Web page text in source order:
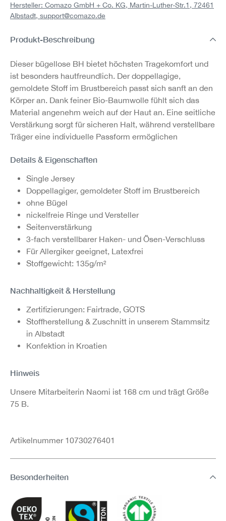
Hersteller: Comazo GmbH + Co. KG, Martin-Luther-Str.1, 72461
Albstadt, support@comazo.de
Produkt-Beschreibung
Dieser bügellose BH bietet höchsten Tragekomfort und
ist besonders hautfreundlich. Der doppellagige,
gemoldete Stoff im Brustbereich passt sich sanft an den
Körper an. Dank feiner Bio-Baumwolle fühlt sich das
Material angenehm weich auf der Haut an. Eine seitliche
Verstärkung sorgt für sicheren Halt, während verstellbare
Träger eine individuelle Passform ermöglichen
Details & Eigenschaften
Single Jersey
Doppellagiger, gemoldeter Stoff im Brustbereich
ohne Bügel
nickelfreie Ringe und Versteller
Seitenverstärkung
3-fach verstellbarer Haken- und Ösen-Verschluss
Für Allergiker geeignet, Latexfrei
Stoffgewicht: 135g/m²
Nachhaltigkeit & Herstellung
Zertifizierungen: Fairtrade, GOTS
Stoffherstellung & Zuschnitt in unserem Stammsitz
in Albstadt
Konfektion in Kroatien
Hinweis
Unsere Mitarbeiterin Naomi ist 168 cm und trägt Größe
75 B.
Artikelnummer 10730276401
Besonderheiten